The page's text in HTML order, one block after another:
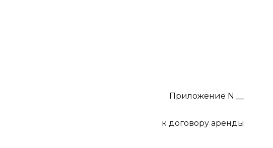
Приложение N __
к договору аренды